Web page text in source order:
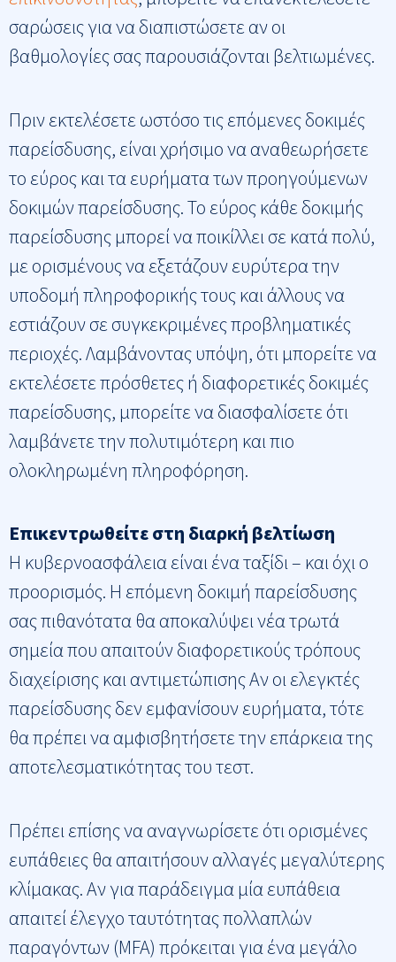
σαρώσεις για να διαπιστώσετε αν οι
βαθμολογίες σας παρουσιάζονται βελτιωμένες.
Πριν εκτελέσετε ωστόσο τις επόμενες δοκιμές
παρείσδυσης, είναι χρήσιμο να αναθεωρήσετε
το εύρος και τα ευρήματα των προηγούμενων
δοκιμών παρείσδυσης. Το εύρος κάθε δοκιμής
παρείσδυσης μπορεί να ποικίλλει σε κατά πολύ,
με ορισμένους να εξετάζουν ευρύτερα την
υποδομή πληροφορικής τους και άλλους να
εστιάζουν σε συγκεκριμένες προβληματικές
περιοχές. Λαμβάνοντας υπόψη, ότι μπορείτε να
εκτελέσετε πρόσθετες ή διαφορετικές δοκιμές
παρείσδυσης, μπορείτε να διασφαλίσετε ότι
λαμβάνετε την πολυτιμότερη και πιο
ολοκληρωμένη πληροφόρηση.
Επικεντρωθείτε στη διαρκή βελτίωση
Η κυβερνοασφάλεια είναι ένα ταξίδι – και όχι ο
προορισμός. Η επόμενη δοκιμή παρείσδυσης
σας πιθανότατα θα αποκαλύψει νέα τρωτά
σημεία που απαιτούν διαφορετικούς τρόπους
διαχείρισης και αντιμετώπισης Αν οι ελεγκτές
παρείσδυσης δεν εμφανίσουν ευρήματα, τότε
θα πρέπει να αμφισβητήσετε την επάρκεια της
αποτελεσματικότητας του τεστ.
Πρέπει επίσης να αναγνωρίσετε ότι ορισμένες
ευπάθειες θα απαιτήσουν αλλαγές μεγαλύτερης
κλίμακας. Αν για παράδειγμα μία ευπάθεια
απαιτεί έλεγχο ταυτότητας πολλαπλών
παραγόντων (MFA) πρόκειται για ένα μεγάλο